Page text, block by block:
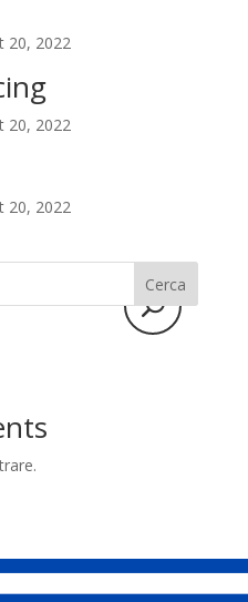
20, 2022
20, 2022
20, 2022
Cerca